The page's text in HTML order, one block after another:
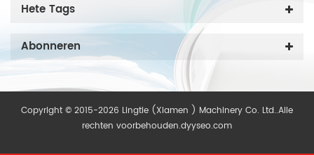
Hete Tags
Abonneren
Copyright © 2015-2026 Lingtie (Xiamen ) Machinery Co. Ltd..Alle
rechten voorbehouden.dyyseo.com